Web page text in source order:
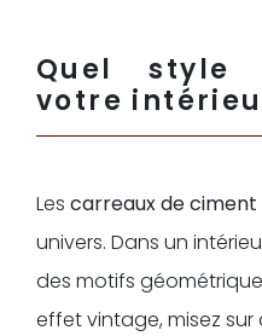
Quel style
votre
Les carreaux de ciment
univers. Dans un
des motifs
effet vintage, misez